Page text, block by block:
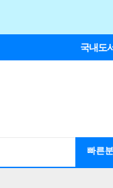
국내도
빠른